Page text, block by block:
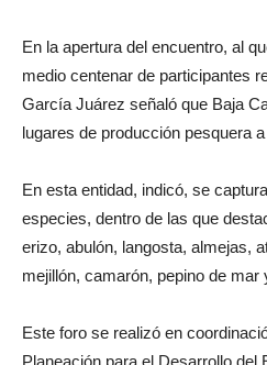
En la apertura del encuentro, al
medio centenar de participantes
García Juárez señaló que Baja
lugares de producción pesquera
En esta entidad, indicó, se
especies, dentro de las que
erizo, abulón, langosta, almejas,
mejillón, camarón, pepino de mar
Este foro se realizó en
Planeación para el Desarrollo